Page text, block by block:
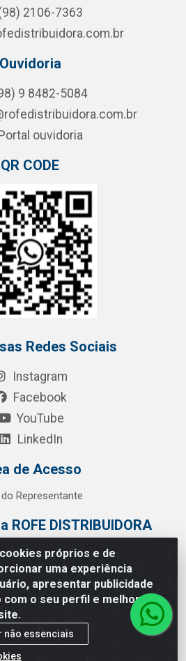
próprios e de
uma experiência
apresentar publicidade
o seu perfil e melhorar a
não essenciais
2106-7363
Ouvidoria
9 8482-5084
Portal ouvidoria
QR CODE
Redes Sociais
Instagram
Facebook
YouTube
LinkedIn
de Acesso
Representante
ROFE DISTRIBUIDORA